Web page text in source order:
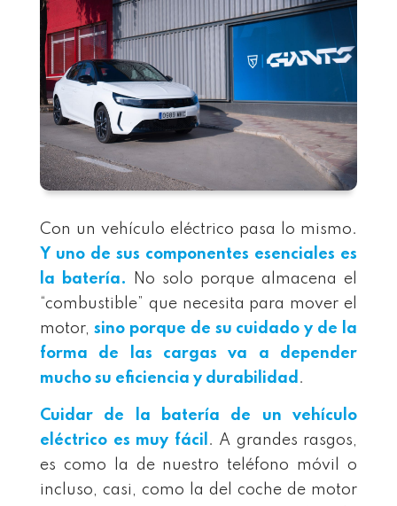
Con un vehículo eléctrico pasa lo mismo.
Y uno de sus componentes esenciales es
la batería.
No solo porque almacena el
“combustible” que necesita para mover el
motor, sino porque de su cuidado y de la
forma de las cargas va a depender
mucho su eficiencia y durabilidad .
Cuidar de la batería de un vehículo
eléctrico es muy fácil . A grandes rasgos,
es como la de nuestro teléfono móvil o
incluso, casi, como la del coche de motor